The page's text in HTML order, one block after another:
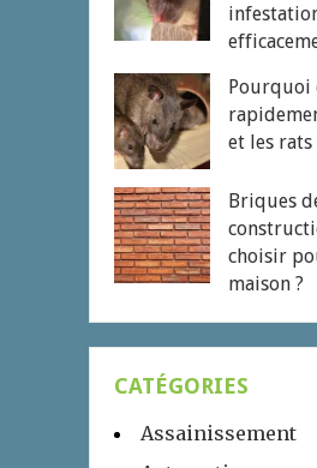
Pourquoi
et les rats
Briques
choisir
maison ?
CATÉGORIES
Assainissement